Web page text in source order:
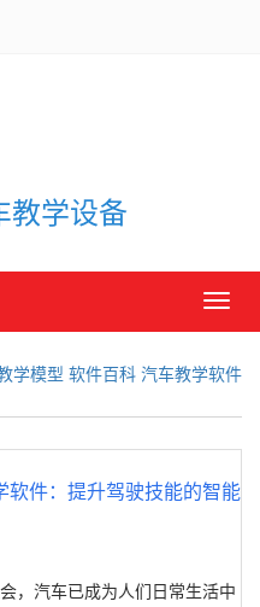
教学设备
导
单
学模型 软件百科 汽车教学软件
软件：提升驾驶技能的智能
，汽车已成为人们日常生活中